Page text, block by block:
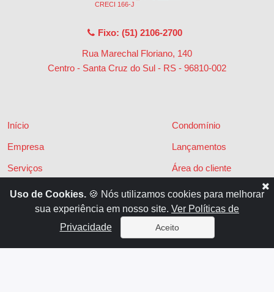
CRECI 166-J
Fixo: (51) 2106-2700
Rua Marechal Floriano, 140
Centro - Santa Cruz do Sul - RS - 96810-002
Início
Empresa
Serviços
Financiamentos
Locações
Condomínio
Lançamentos
Área do cliente
Políticas de privacidade
Contato
Uso de Cookies. 🍪 Nós utilizamos cookies para melhorar
sua experiência em nosso site. Ver Políticas de
Privacidade
Aceito